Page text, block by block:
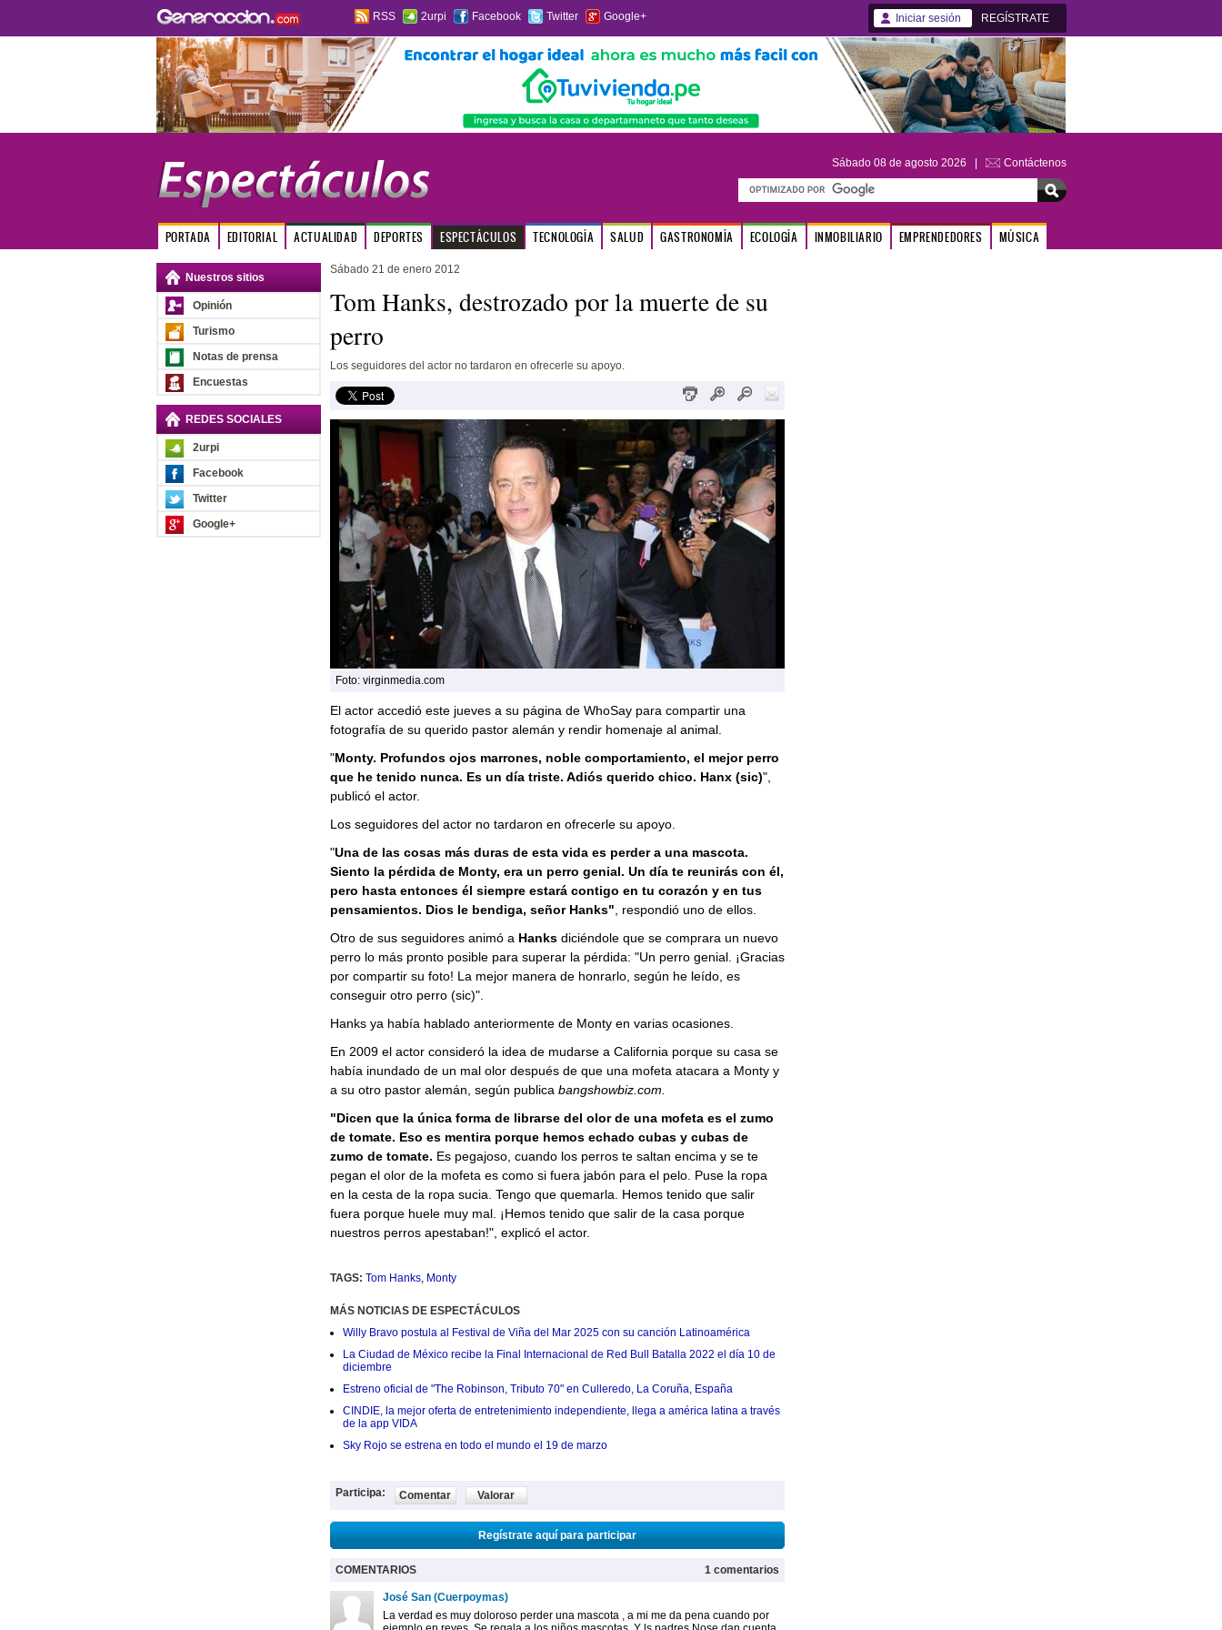
RSS 2urpi Facebook Twitter Google+ Iniciar sesión REGÍSTRATE
Sábado 08 de agosto 2026 | Contáctenos
PORTADA EDITORIAL ACTUALIDAD DEPORTES ESPECTÁCULOS TECNOLOGÍA SALUD GASTRONOMÍA ECOLOGÍA INMOBILIARIO EMPRENDEDORES MÚSICA
Nuestros sitios
Opinión
Turismo
Notas de prensa
Encuestas
REDES SOCIALES
2urpi
Facebook
Twitter
Google+
Sábado 21 de enero 2012
Tom Hanks, destrozado por la muerte de su
perro
Los seguidores del actor no tardaron en ofrecerle su apoyo.
Foto: virginmedia.com
El actor accedió este jueves a su página de WhoSay para compartir una
fotografía de su querido pastor alemán y rendir homenaje al animal.
"Monty. Profundos ojos marrones, noble comportamiento, el mejor perro
que he tenido nunca. Es un día triste. Adiós querido chico. Hanx (sic)",
publicó el actor.
Los seguidores del actor no tardaron en ofrecerle su apoyo.
"Una de las cosas más duras de esta vida es perder a una mascota.
Siento la pérdida de Monty, era un perro genial. Un día te reunirás con él,
pero hasta entonces él siempre estará contigo en tu corazón y en tus
pensamientos. Dios le bendiga, señor Hanks" , respondió uno de ellos.
Otro de sus seguidores animó a Hanks diciéndole que se comprara un nuevo
perro lo más pronto posible para superar la pérdida: "Un perro genial. ¡Gracias
por compartir su foto! La mejor manera de honrarlo, según he leído, es
conseguir otro perro (sic)".
Hanks ya había hablado anteriormente de Monty en varias ocasiones.
En 2009 el actor consideró la idea de mudarse a California porque su casa se
había inundado de un mal olor después de que una mofeta atacara a Monty y
a su otro pastor alemán, según publica bangshowbiz.com.
"Dicen que la única forma de librarse del olor de una mofeta es el zumo
de tomate. Eso es mentira porque hemos echado cubas y cubas de
zumo de tomate. Es pegajoso, cuando los perros te saltan encima y se te
pegan el olor de la mofeta es como si fuera jabón para el pelo. Puse la ropa
en la cesta de la ropa sucia. Tengo que quemarla. Hemos tenido que salir
fuera porque huele muy mal. ¡Hemos tenido que salir de la casa porque
nuestros perros apestaban!", explicó el actor.
TAGS: Tom Hanks, Monty
MÁS NOTICIAS DE ESPECTÁCULOS
Willy Bravo postula al Festival de Viña del Mar 2025 con su canción Latinoamérica
La Ciudad de México recibe la Final Internacional de Red Bull Batalla 2022 el día 10 de
diciembre
Estreno oficial de "The Robinson, Tributo 70" en Culleredo, La Coruña, España
CINDIE, la mejor oferta de entretenimiento independiente, llega a américa latina a través
de la app VIDA
Sky Rojo se estrena en todo el mundo el 19 de marzo
Participa: Comentar Valorar
Regístrate aquí para participar
COMENTARIOS 1 comentarios
José San (Cuerpoymas)
La verdad es muy doloroso perder una mascota , a mi me da pena cuando por